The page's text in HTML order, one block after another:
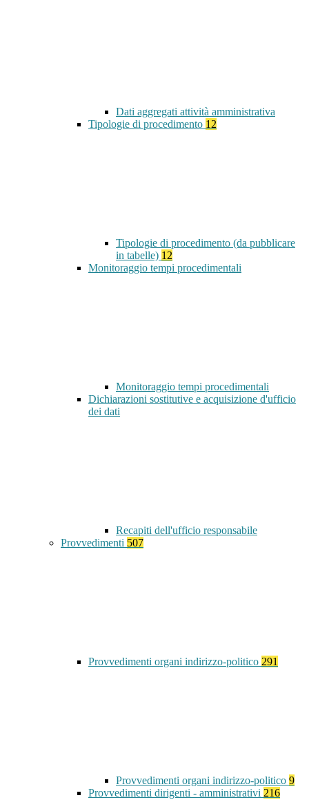
Dati aggregati attività amministrativa
Tipologie di procedimento 12
Tipologie di procedimento (da pubblicare
in tabelle) 12
Monitoraggio tempi procedimentali
Monitoraggio tempi procedimentali
Dichiarazioni sostitutive e acquisizione d'ufficio
dei dati
Recapiti dell'ufficio responsabile
Provvedimenti 507
Provvedimenti organi indirizzo-politico 291
Provvedimenti organi indirizzo-politico 9
Provvedimenti dirigenti - amministrativi 216